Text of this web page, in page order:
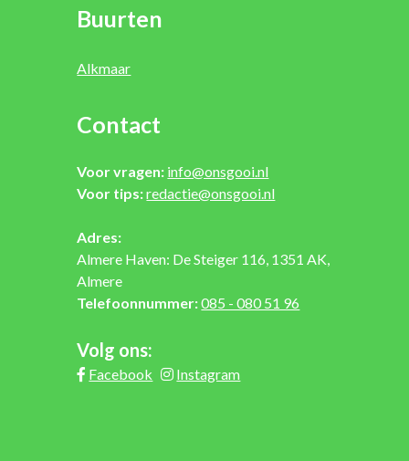
Buurten
Alkmaar
Contact
Voor vragen: info@onsgooi.nl
Voor tips:redactie@onsgooi.nl
Adres:
Almere Haven: De Steiger 116, 1351 AK,
Almere
Telefoonnummer:085 - 080 51 96
Volg ons:
Facebook Instagram